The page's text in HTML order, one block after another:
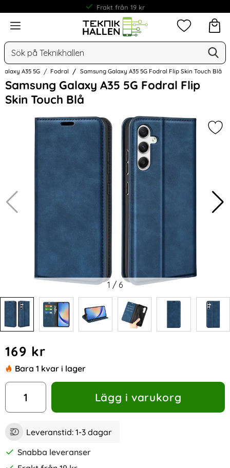
Frakt från 19 kr
Meny
Sök
Mina
Galaxy A35 5G Fodral Samsung Galaxy A35 5G Fodral Flip Skin Touch Blå
Samsung Galaxy A35 5G Fodral Flip
Skin Touch Blå
Hoppa
över
Bilder
1 / 6
pris
169 kr
Bara 1 kvar i lager
antal
Lägg i varukorg
Leveranstid: 1-3 dagar
Snabba leveranser